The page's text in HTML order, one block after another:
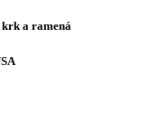
a ramená